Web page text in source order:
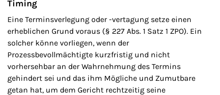
Timing
Eine Terminsverlegung oder -vertagung setze einen
erheblichen Grund voraus (§ 227 Abs. 1 Satz 1 ZPO). Ein
solcher könne vorliegen, wenn der
Prozessbevollmächtigte kurzfristig und nicht
vorhersehbar an der Wahrnehmung des Termins
gehindert sei und das ihm Mögliche und Zumutbare
getan hat, um dem Gericht rechtzeitig seine